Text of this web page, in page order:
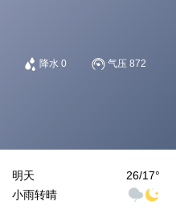
降水 0 气压 872
明天
26/17°
小雨转晴